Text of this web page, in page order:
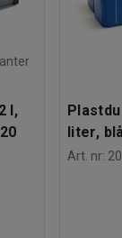
l,
liter,
Art. nr: